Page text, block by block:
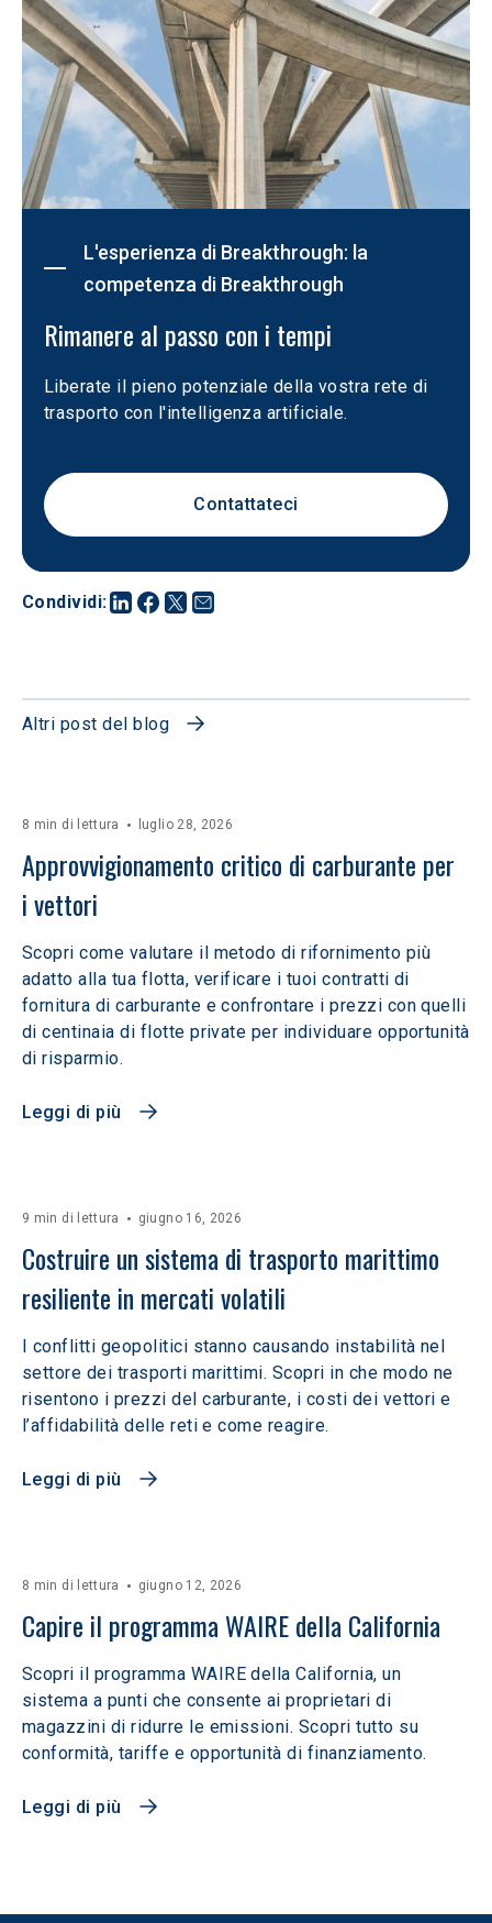
Condividi:
L'esperienza di Breakthrough: la
competenza di Breakthrough
Rimanere al passo con i tempi
Liberate il pieno potenziale della vostra rete di
trasporto con l'intelligenza artificiale.
Contattateci
Altri post del blog
8 min di lettura luglio 28, 2026
Approvvigionamento critico di carburante per
i vettori
Scopri come valutare il metodo di rifornimento più
adatto alla tua flotta, verificare i tuoi contratti di
fornitura di carburante e confrontare i prezzi con quelli
di centinaia di flotte private per individuare opportunità
di risparmio.
Leggi di più
9 min di lettura giugno 16, 2026
Costruire un sistema di trasporto marittimo
resiliente in mercati volatili
I conflitti geopolitici stanno causando instabilità nel
settore dei trasporti marittimi. Scopri in che modo ne
risentono i prezzi del carburante, i costi dei vettori e
l’affidabilità delle reti e come reagire.
Leggi di più
8 min di lettura giugno 12, 2026
Capire il programma WAIRE della California
Scopri il programma WAIRE della California, un
sistema a punti che consente ai proprietari di
magazzini di ridurre le emissioni. Scopri tutto su
conformità, tariffe e opportunità di finanziamento.
Leggi di più